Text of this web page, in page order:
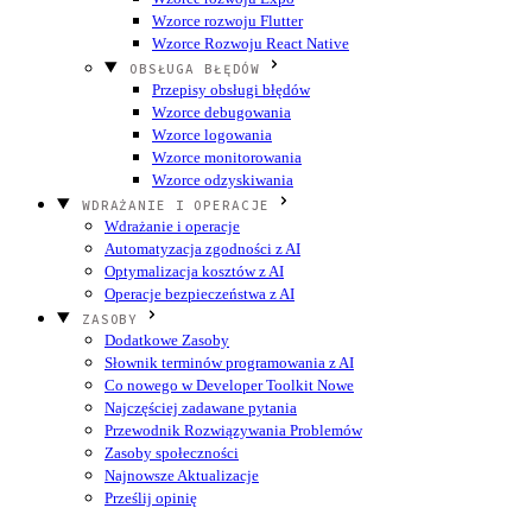
Wzorce rozwoju Flutter
Wzorce Rozwoju React Native
OBSŁUGA BŁĘDÓW
Przepisy obsługi błędów
Wzorce debugowania
Wzorce logowania
Wzorce monitorowania
Wzorce odzyskiwania
WDRAŻANIE I OPERACJE
Wdrażanie i operacje
Automatyzacja zgodności z AI
Optymalizacja kosztów z AI
Operacje bezpieczeństwa z AI
ZASOBY
Dodatkowe Zasoby
Słownik terminów programowania z AI
Co nowego w Developer Toolkit Nowe
Najczęściej zadawane pytania
Przewodnik Rozwiązywania Problemów
Zasoby społeczności
Najnowsze Aktualizacje
Prześlij opinię